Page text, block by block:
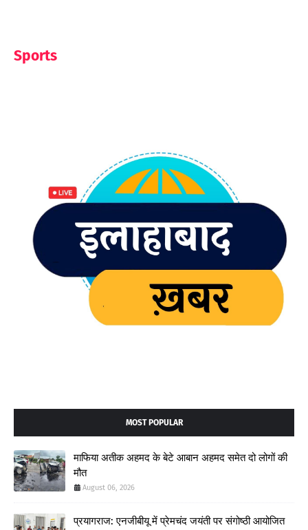
Sports
MOST POPULAR
माफिया अतीक अहमद के बेटे आबान अहमद समेत दो लोगों की
मौत
August 06, 2026
प्रयागराज: एनजीबीयू में प्रेमचंद जयंती पर संगोष्ठी आयोजित